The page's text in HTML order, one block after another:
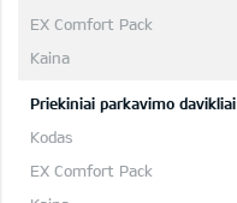
Priekiniai parkavimo davikliai